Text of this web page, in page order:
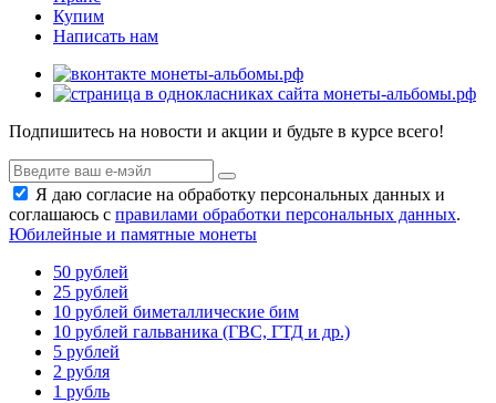
Купим
Написать нам
Подпишитесь на новости и акции и будьте в курсе всего!
Я даю согласие на обработку персональных данных и
соглашаюсь с правилами обработки персональных данных.
Юбилейные и памятные монеты
50 рублей
25 рублей
10 рублей биметаллические бим
10 рублей гальваника (ГВС, ГТД и др.)
5 рублей
2 рубля
1 рубль